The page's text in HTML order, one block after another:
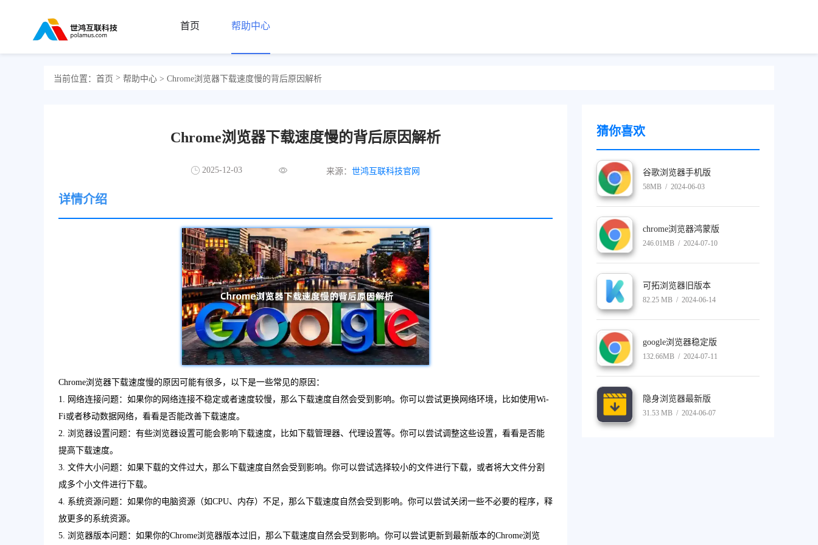
首页 帮助中心
当前位置： 首页 > 帮助中心 > Chrome浏览器下载速度慢的背后原因解析
Chrome浏览器下载速度慢的背后原因解析
2025-12-03 来源： 世鸿互联科技官网
详情介绍
Chrome浏览器下载速度慢的原因可能有很多，以下是一些常见的原因：
1. 网络连接问题：如果你的网络连接不稳定或者速度较慢，那么下载速度自然会受到影响。你可以尝试更换网络环境，比如使用Wi-
Fi或者移动数据网络，看看是否能改善下载速度。
2. 浏览器设置问题：有些浏览器设置可能会影响下载速度，比如下载管理器、代理设置等。你可以尝试调整这些设置，看看是否能
提高下载速度。
3. 文件大小问题：如果下载的文件过大，那么下载速度自然会受到影响。你可以尝试选择较小的文件进行下载，或者将大文件分割
成多个小文件进行下载。
4. 系统资源问题：如果你的电脑资源（如CPU、内存）不足，那么下载速度自然会受到影响。你可以尝试关闭一些不必要的程序，释
放更多的系统资源。
5. 浏览器版本问题：如果你的Chrome浏览器版本过旧，那么下载速度自然会受到影响。你可以尝试更新到最新版本的Chrome浏览
猜你喜欢
谷歌浏览器手机版
58MB / 2024-06-03
chrome浏览器鸿蒙版
246.01MB / 2024-07-10
可拓浏览器旧版本
82.25 MB / 2024-06-14
google浏览器稳定版
132.66MB / 2024-07-11
隐身浏览器最新版
31.53 MB / 2024-06-07